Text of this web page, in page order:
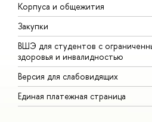
Корпуса и общежития
Закупки
ВШЭ для студентов с
здоровья и инвалидностью
Версия для слабовидящих
Единая платежная страница